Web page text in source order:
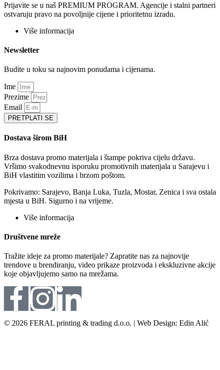
Prijavite se u naš PREMIUM PROGRAM. Agencije i stalni partneri
ostvaruju pravo na povoljnije cijene i prioritetnu izradu.
Više informacija
Newsletter
Budite u toku sa najnovim ponudama i cijenama.
Ime
Prezime
Email
PRETPLATI SE
Dostava širom BiH
Brza dostava promo materijala i štampe pokriva cijelu državu.
Vršimo svakodnevnu isporuku promotivnih materijala u Sarajevu i
BiH vlastitim vozilima i brzom poštom.
Pokrivamo: Sarajevo, Banja Luka, Tuzla, Mostar, Zenica i sva ostala
mjesta u BiH. Sigurno i na vrijeme.
Više informacija
Društvene mreže
Tražite ideje za promo materijale? Zapratite nas za najnovije
trendove u brendiranju, video prikaze proizvoda i ekskluzivne akcije
koje objavljujemo samo na mrežama.
© 2026 FERAL printing & trading d.o.o. | Web Design: Edin Alić